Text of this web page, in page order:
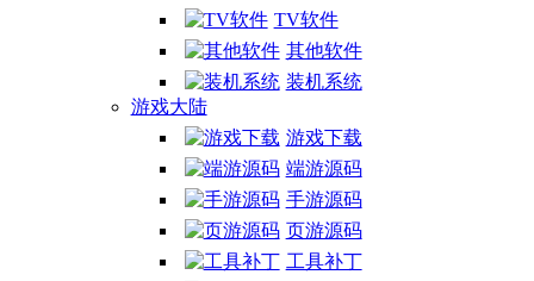
TV软件
其他软件
装机系统
游戏大陆
游戏下载
端游源码
手游源码
页游源码
工具补丁